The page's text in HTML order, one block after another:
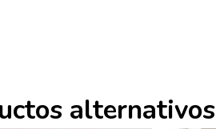
alternativos